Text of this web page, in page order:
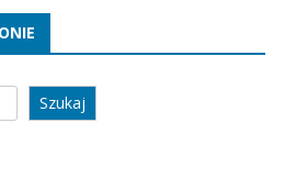
Szukaj